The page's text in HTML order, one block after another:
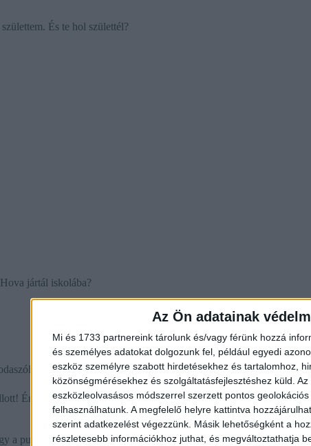
Az Ön adatainak
Mi és 1733 partnereink tárolunk és/vagy férünk hozzá
és személyes adatokat dolgozunk fel, például egyedi
eszköz személyre szabott hirdetésekhez és tartalomhoz,
közönségmérésekhez és szolgáltatásfejlesztéshez küld. Az
eszközleolvasásos módszerrel szerzett pontos
felhasználhatunk. A megfelelő helyre kattintva
szerint adatkezelést végezzünk. Másik lehetőségként a
részletesebb információkhoz juthat, és megváltoztathatja
És te hol születtél?
jártál iskolába?
neki:
Én és ez a fickó ugyanakkor születtünk, ugyanott születtünk, és
a pult mögé. Kérdi tőle a másik pincér: